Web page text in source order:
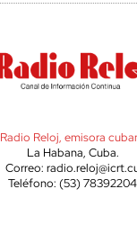
Radio Reloj, emisora
La Habana, Cuba.
Correo:
Teléfono: (53) 78392204